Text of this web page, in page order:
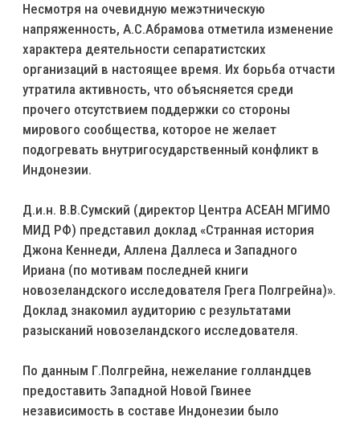
Несмотря на очевидную межэтническую
напряженность, А.С.Абрамова отметила изменение
характера деятельности сепаратистских
организаций в настоящее время. Их борьба отчасти
утратила активность, что объясняется среди
прочего отсутствием поддержки со стороны
мирового сообщества, которое не желает
подогревать внутригосударственный конфликт в
Индонезии.
Д.и.н. В.В.Сумский (директор Центра АСЕАН МГИМО
МИД РФ) представил доклад «Странная история
Джона Кеннеди, Аллена Даллеса и Западного
Ириана (по мотивам последней книги
новозеландского исследователя Грега Полгрейна)».
Доклад знакомил аудиторию с результатами
разысканий новозеландского исследователя.
По данным Г.Полгрейна, нежелание голландцев
предоставить Западной Новой Гвинее
независимость в составе Индонезии было